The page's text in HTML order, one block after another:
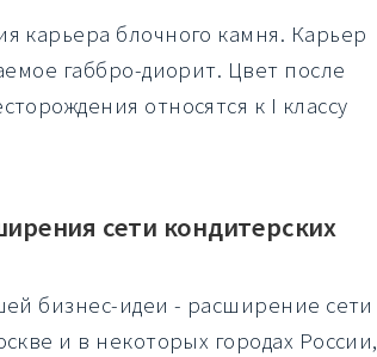
карьера блочного камня. Карьер
габбро-диорит. Цвет после
относятся к I классу
сети кондитерских
бизнес-идеи - расширение сети
и в некоторых городах России,